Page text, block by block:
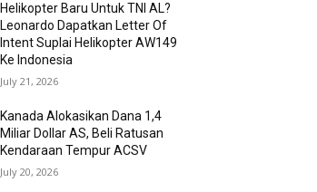
Helikopter Baru Untuk TNI AL?
Leonardo Dapatkan Letter Of
Intent Suplai Helikopter AW149
Ke Indonesia
July 21, 2026
Kanada Alokasikan Dana 1,4
Miliar Dollar AS, Beli Ratusan
Kendaraan Tempur ACSV
July 20, 2026